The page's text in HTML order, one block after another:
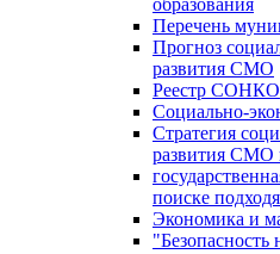
образования
Перечень
Прогноз
развития СМО
Реестр СОНКО
Социально-
Стратегия
развития СМО
поиске
Экономика и
"Безопасность